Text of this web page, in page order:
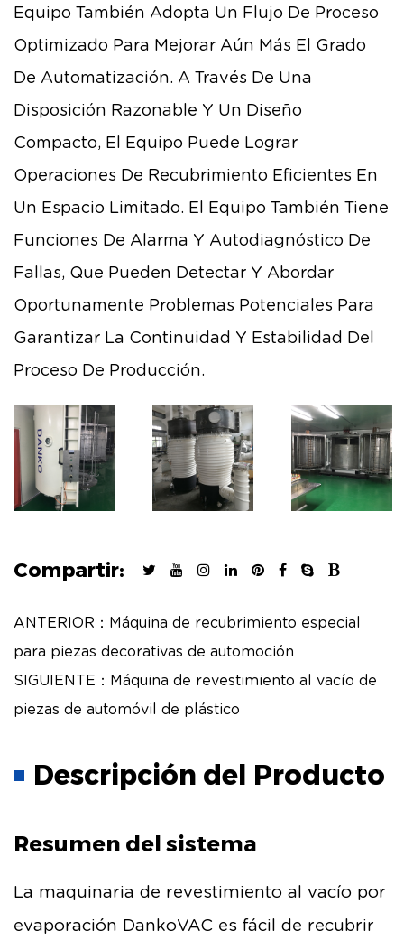
Equipo También Adopta Un Flujo De Proceso
Optimizado Para Mejorar Aún Más El Grado
De Automatización. A Través De Una
Disposición Razonable Y Un Diseño
Compacto, El Equipo Puede Lograr
Operaciones De Recubrimiento Eficientes En
Un Espacio Limitado. El Equipo También Tiene
Funciones De Alarma Y Autodiagnóstico De
Fallas, Que Pueden Detectar Y Abordar
Oportunamente Problemas Potenciales Para
Garantizar La Continuidad Y Estabilidad Del
Proceso De Producción.
Compartir:
ANTERIOR：Máquina de recubrimiento especial
para piezas decorativas de automoción
SIGUIENTE：Máquina de revestimiento al vacío de
piezas de automóvil de plástico
Descripción del Producto
Resumen del sistema
La maquinaria de revestimiento al vacío por
evaporación DankoVAC es fácil de recubrir